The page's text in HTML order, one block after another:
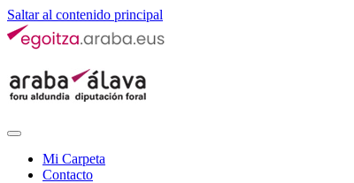
Saltar al contenido principal
Mi Carpeta
Contacto